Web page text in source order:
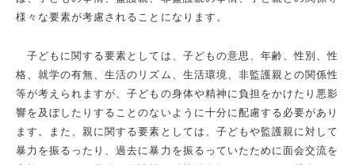
様々な要素が考慮されることになります。
子どもに関する要素としては、子どもの意思、年齢、性別、性
格、就学の有無、生活のリズム、生活環境、非監護親との関係性
等が考えられますが、子どもの身体や精神に負担をかけたり悪影
響を及ぼしたりすることのないように十分に配慮する必要があり
ます。また、親に関する要素としては、子どもや監護親に対して
暴力を振るったり、過去に暴力を振るっていたために面会交流を